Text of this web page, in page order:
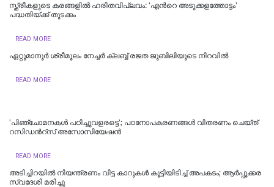
സ്ത്രീകളുടെ കരങ്ങളിൽ ഹരിതവിപ്ലവം: 'എന്‍റെ അടുക്കളത്തോട്ടം'
പദ്ധതിയ്ക്ക് തുടക്കം
READ MORE
ഏറ്റുമാനൂർ ശ്രീമൂലം നേച്ചർ ക്ലബ്ബ് രജത ജുബിലിയുടെ നിറവിൽ
READ MORE
'പിഞ്ചോമനകള്‍ പഠിച്ചുവളരട്ടെ'; പഠനോപകരണങ്ങള്‍ വിതരണം ചെയ്ത്
റസിഡന്‍റ്സ് അസോസിയേഷന്‍
READ MORE
അടിച്ചിറയിൽ നിയന്ത്രണം വിട്ട കാറുകൾ കൂട്ടിയിടിച്ച് അപകടം; ആർപ്പൂക്കര
സ്വദേശി മരിച്ചു